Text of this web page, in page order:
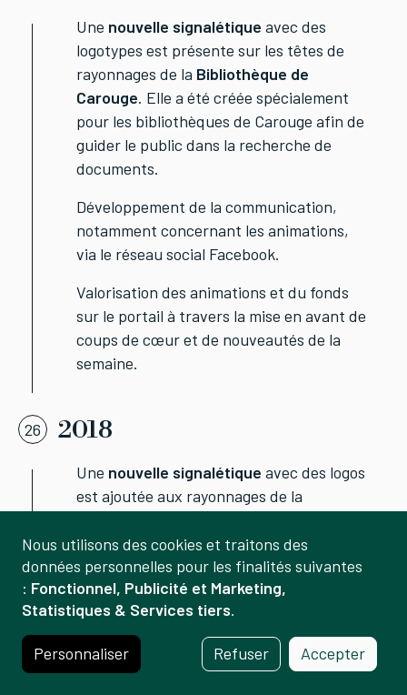
Une nouvelle signalétique avec des
logotypes est présente sur les têtes de
rayonnages de la Bibliothèque de
Carouge. Elle a été créée spécialement
pour les bibliothèques de Carouge afin de
guider le public dans la recherche de
documents.
Développement de la communication,
notamment concernant les animations,
via le réseau social Facebook.
Valorisation des animations et du fonds
sur le portail à travers la mise en avant de
coups de cœur et de nouveautés de la
semaine.
26 2018
Une nouvelle signalétique avec des logos
est ajoutée aux rayonnages de la
suite à celle de la Bibliothèque de
Carouge.
27 2019
Gestion
des
données
et
des
Nous utilisons des cookies et traitons des
données personnelles pour les finalités suivantes
: Fonctionnel, Publicité et Marketing,
Statistiques & Services tiers.
Personnaliser Refuser Accepter